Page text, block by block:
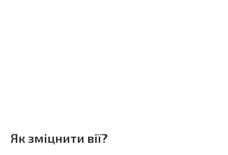
Як зміцнити вії?